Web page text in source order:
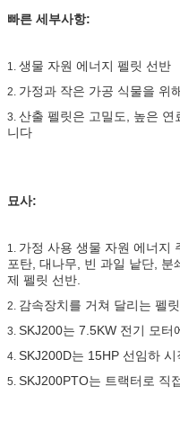
빠른 세부사항:
1. 생물 자원 에너지 펠릿 선반
2. 가정과 작은 가공 식물을 위
3. 산출 펠릿은 고밀도, 높은 연
니다
묘사:
1. 가정 사용 생물 자원 에너지
포탄, 대나무, 빈 과일 낱단,
제 펠릿 선반.
2. 감속장치를 거쳐 달리는 펠릿
3. SKJ200는 7.5KW 전기 모터
4. SKJ200D는 15HP 선임하
5. SKJ200PTO는 트랙터로 직